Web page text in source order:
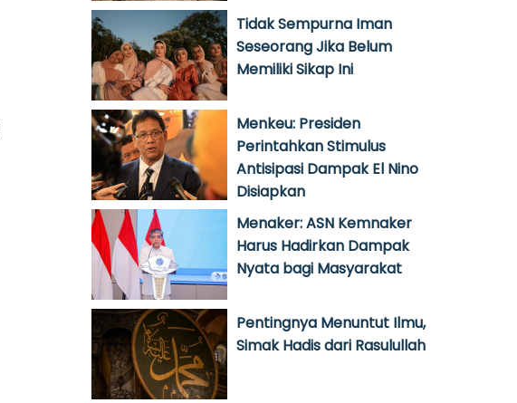
Tidak Sempurna Iman
Seseorang Jika Belum
Memiliki Sikap Ini
Menkeu: Presiden
Perintahkan Stimulus
Antisipasi Dampak El Nino
Disiapkan
Menaker: ASN Kemnaker
Harus Hadirkan Dampak
Nyata bagi Masyarakat
Pentingnya Menuntut Ilmu,
Simak Hadis dari Rasulullah